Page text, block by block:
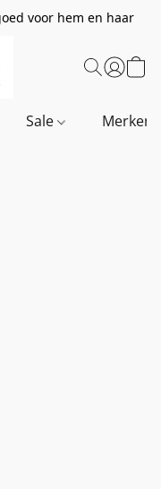
voor hem en haar
Sale Merken